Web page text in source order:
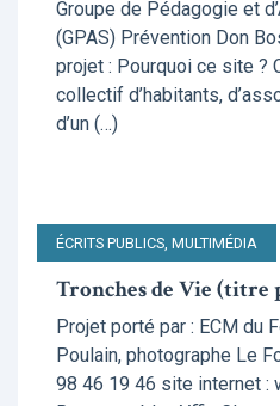
Groupe de Pédagogie et
(GPAS) Prévention Don
projet : Pourquoi ce site ?
collectif d’habitants,
d’un (…)
ÉCRITS PUBLICS, MULTIMÉDIA
Tronches de Vie
Projet porté par : ECM du
Poulain, photographe Le
98 46 19 46 site internet :